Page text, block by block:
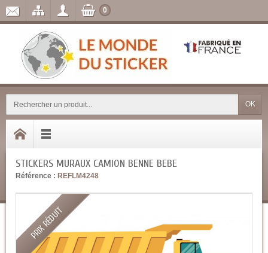
OK
0
STICKERS MURAUX CAMION BENNE BEBE
Référence : REFLM4248
PRIX RÉDUIT